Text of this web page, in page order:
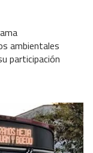
ambientales
participación